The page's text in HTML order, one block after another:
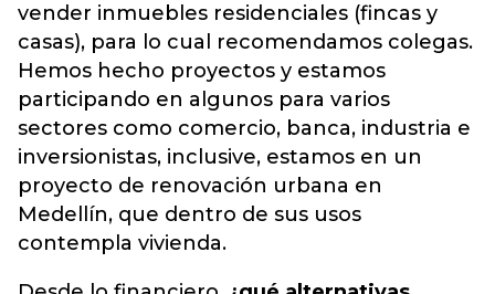
vender inmuebles residenciales (fincas y
casas), para lo cual recomendamos colegas.
Hemos hecho proyectos y estamos
participando en algunos para varios
sectores como comercio, banca, industria e
inversionistas, inclusive, estamos en un
proyecto de renovación urbana en
Medellín, que dentro de sus usos
contempla vivienda.